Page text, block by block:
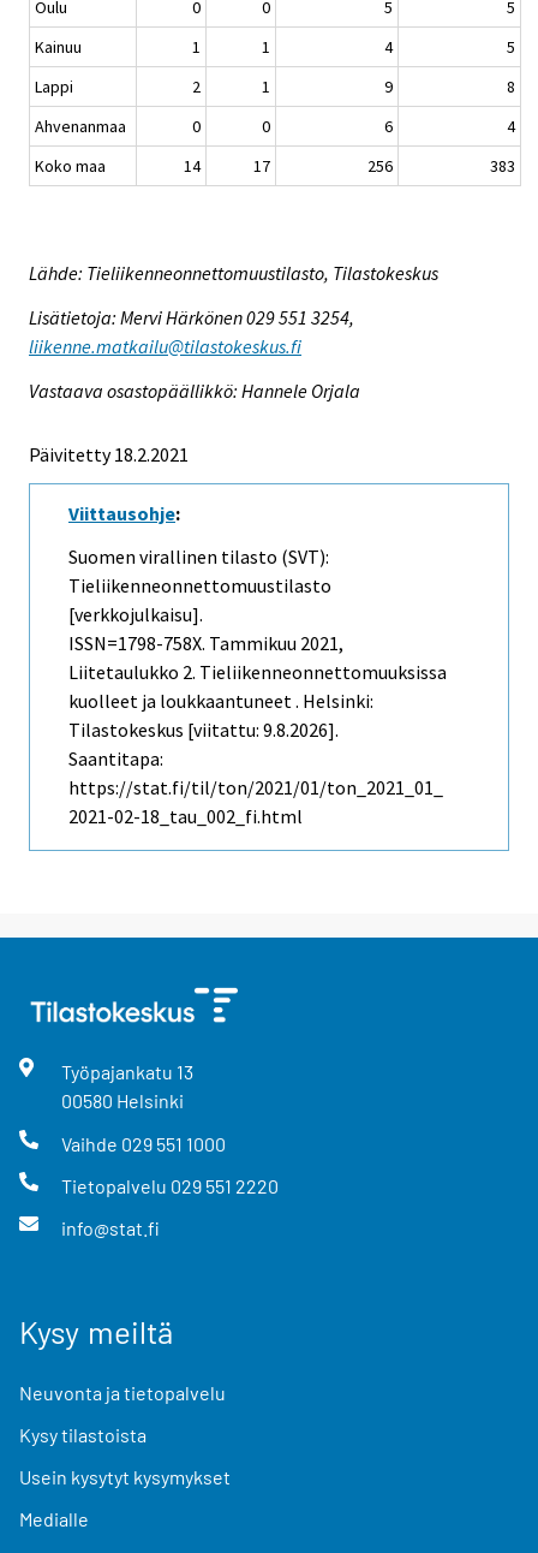
Oulu 0 0 5
5
Kainuu
1 1 4
5
Lappi
2 1 9
8
Ahvenanmaa
0 0 6
4
Koko maa
14 17 256 383
Lähde: Tieliikenneonnettomuustilasto, Tilastokeskus
Lisätietoja: Mervi Härkönen 029 551 3254,
liikenne.matkailu@tilastokeskus.fi
Vastaava osastopäällikkö: Hannele Orjala
Päivitetty 18.2.2021
Viittausohje:
Suomen virallinen tilasto (SVT):
Tieliikenneonnettomuustilasto
[verkkojulkaisu].
ISSN=1798-758X. Tammikuu 2021,
Liitetaulukko 2. Tieliikenneonnettomuuksissa
kuolleet ja loukkaantuneet . Helsinki:
Tilastokeskus [viitattu: 9.8.2026].
Saantitapa:
https://stat.fi/til/ton/2021/01/ton_2021_01_
2021-02-18_tau_002_fi.html
Työpajankatu 13
00580 Helsinki
Vaihde 029 551 1000
Tietopalvelu 029 551 2220
info@stat.fi
Kysy meiltä
Neuvonta ja tietopalvelu
Kysy tilastoista
Usein kysytyt kysymykset
Medialle